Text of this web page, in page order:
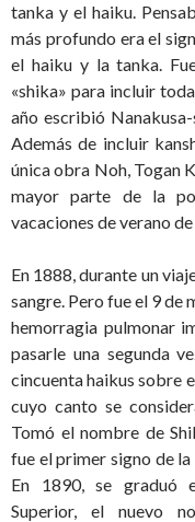
tanka y el haiku.
más profundo era el
el haiku y la tanka.
«shika» para incluir
año escribió
Además de incluir
única obra Noh, Togan
mayor parte de la
vacaciones de verano
En 1888, durante un
sangre. Pero fue el 9 de
hemorragia pulmonar
pasarle una segunda
cincuenta haikus sobre
cuyo canto se
Tomó el nombre de
fue el primer signo de
En 1890, se graduó
Superior, el nuevo